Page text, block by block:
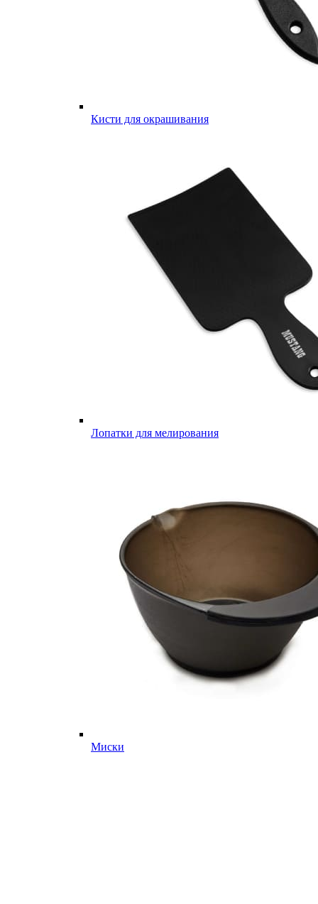
Кисти для окрашивания
Лопатки для мелирования
Миски